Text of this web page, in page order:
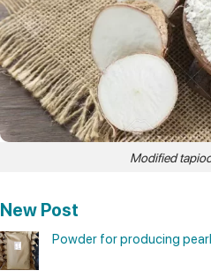
Modified
New Post
Powder for producing